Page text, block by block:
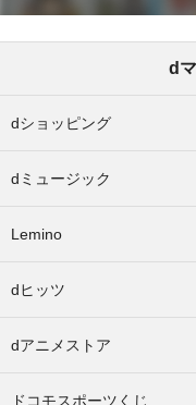
d
dショッピング
dミュージック
Lemino
dヒッツ
dアニメストア
ドコモスポーツくじ